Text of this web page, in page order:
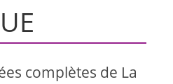
complètes de La